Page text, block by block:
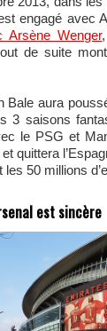
engagé avec
Arsène Wenger
de suite
Bale aura
3 saisons
le PSG et
quittera
50 millions
est sincère